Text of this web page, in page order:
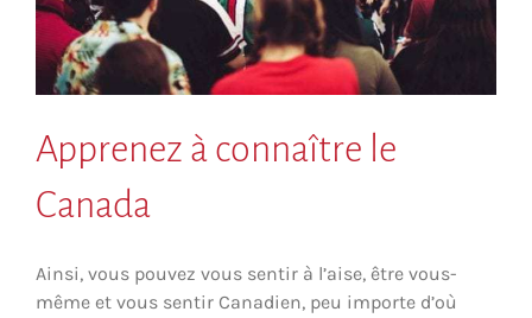
Apprenez à connaître le
Canada
Ainsi, vous pouvez vous sentir à l’aise, être vous-
même et vous sentir Canadien, peu importe d’où